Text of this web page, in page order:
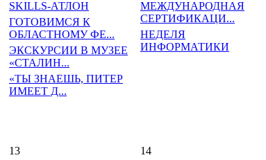
SKILLS-АТЛОН
ГОТОВИМСЯ К
ОБЛАСТНОМУ ФЕ...
ЭКСКУРСИИ В МУЗЕЕ
«СТАЛИН...
«ТЫ ЗНАЕШЬ, ПИТЕР
ИМЕЕТ Д...
МЕЖДУНАРОДНАЯ
СЕРТИФИКАЦИ...
НЕДЕЛЯ
ИНФОРМАТИКИ
13
14